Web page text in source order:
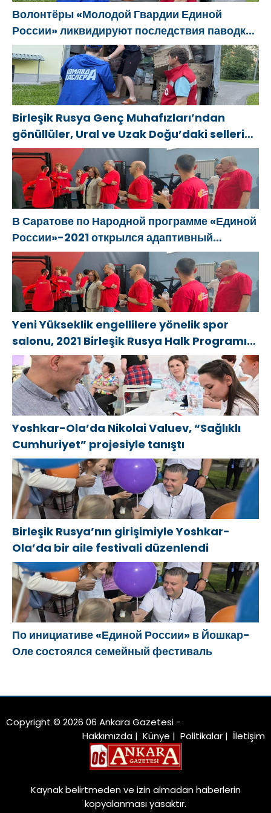
Волонтёры «Молодой Гвардии Единой
России» ликвидируют последствия паводков
на Урале и Дальнем Востоке
Birleşik Rusya Genç Muhafızları’ndan
gönüllüler, Ural ve Uzak Doğu’daki sellerin
sonuçlarını ortadan kaldırmaya yardımcı
oluyor
В Саратове по Народной программе «Единой
России»-2021 открылся адаптивный
спортзал «Новая высота»
Yeni Yükseklik engellilere yönelik spor
salonu, 2021 Birleşik Rusya Halk Programı
kapsamında Saratov’da açıldı
Yoshkar-Ola’da Nikolai Valuev, “Sağlıklı
Cumhuriyet” projesiyle tanıştı
Birleşik Rusya’nın girişimiyle Yoshkar-
Ola’da bir aile festivali düzenlendi
По инициативе «Единой России» в Йошкар-
Оле состоялся семейный фестиваль
Copyright © 2026 06 Ankara Gazetesi -
Hakkımızda | Künye | Politikalar | İletişim
Kaynak belirtmeden ve izin almadan haberlerin
kopyalanması yasaktır.